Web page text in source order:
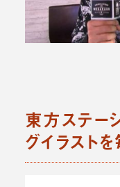
東方ステー
グイラスト